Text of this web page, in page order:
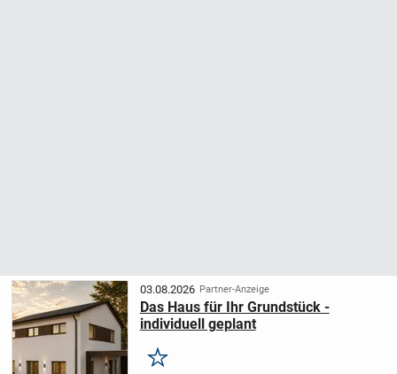
03.08.2026 Partner-Anzeige
Das Haus für Ihr Grundstück -
individuell geplant
Merken